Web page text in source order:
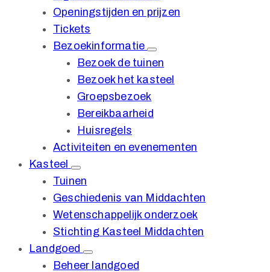
Openingstijden en prijzen
Tickets
Bezoekinformatie
Bezoek de tuinen
Bezoek het kasteel
Groepsbezoek
Bereikbaarheid
Huisregels
Activiteiten en evenementen
Kasteel
Tuinen
Geschiedenis van Middachten
Wetenschappelijk onderzoek
Stichting Kasteel Middachten
Landgoed
Beheer landgoed